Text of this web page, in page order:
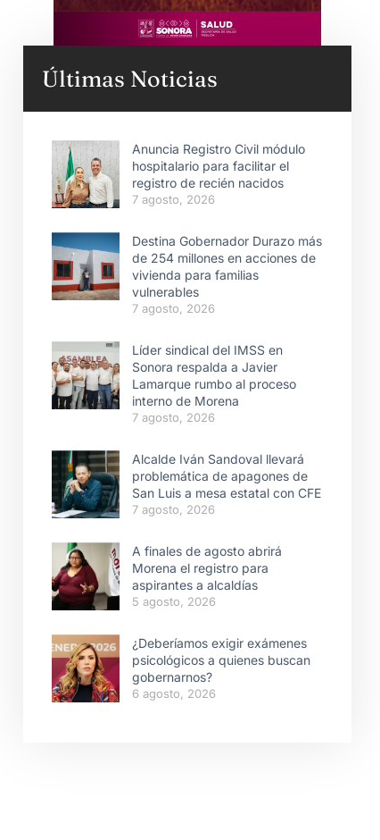
Últimas Noticias
Anuncia Registro Civil módulo
hospitalario para facilitar el
registro de recién nacidos
7 agosto, 2026
Destina Gobernador Durazo más
de 254 millones en acciones de
vivienda para familias
vulnerables
7 agosto, 2026
Líder sindical del IMSS en
Sonora respalda a Javier
Lamarque rumbo al proceso
interno de Morena
7 agosto, 2026
Alcalde Iván Sandoval llevará
problemática de apagones de
San Luis a mesa estatal con CFE
7 agosto, 2026
A finales de agosto abrirá
Morena el registro para
aspirantes a alcaldías
5 agosto, 2026
¿Deberíamos exigir exámenes
psicológicos a quienes buscan
gobernarnos?
6 agosto, 2026